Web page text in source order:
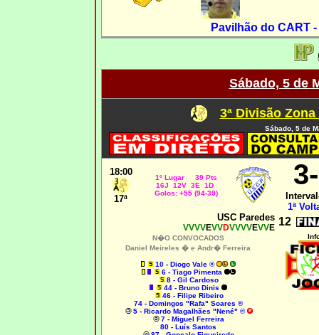
Pavilhão do CART
Sábado, 5 de
3ª Divisão
Sábado, 5 de
18:00
17ª
1º Lugar 39 Pts
16J 12V 3E 1D
Golos: +55 (94-39)
1ª
USC Paredes
VVVVEVVDVVVVEVVE 12
N�O CONVOCADOS
Daniel Meireles � e Andr� Ferreira
10 - Diogo Vale ®
6 - Tiago Pimenta
8 - Gil Cardoso
44 - Bruno Dinis
46 - Filipe Ribeiro
74 - Domingos "Rafa" Soares ®
5 - Ricardo Magalhães "Nené" ©
7 - Miguel Ferreira
80 - Luís Santos